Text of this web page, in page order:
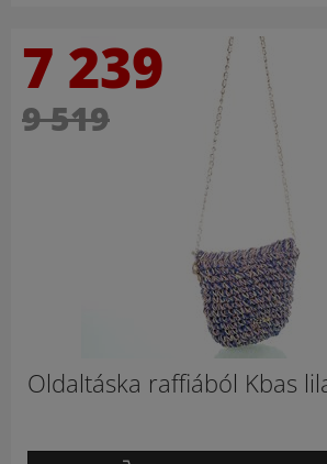
7 239
9 519
Oldaltáska raffiából Kbas